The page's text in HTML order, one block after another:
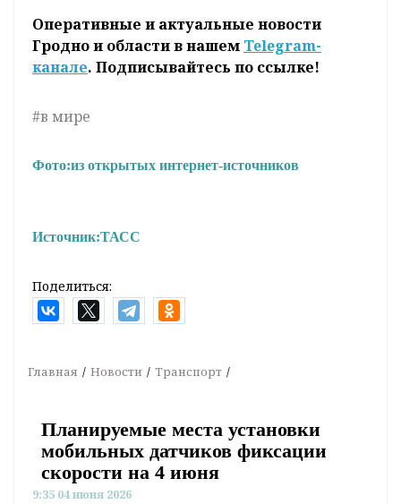
Оперативные и актуальные новости
Гродно и области в нашем Telegram-
канале. Подписывайтесь по ссылке!
#в мире
Фото:из открытых интернет-источников
Источник:ТАСС
Поделиться:
Главная Новости Транспорт
Планируемые места установки
мобильных датчиков фиксации
скорости на 4 июня
9:35 04 июня 2026